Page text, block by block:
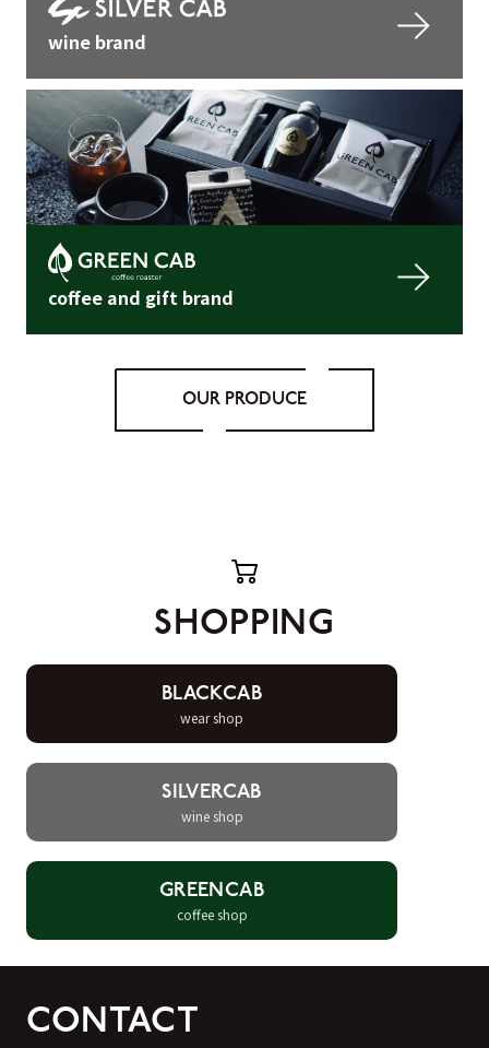
wine brand
coffee and gift brand
OUR PRODUCE
SHOPPING
BLACKCAB
wear shop
SILVERCAB
wine shop
GREENCAB
coffee shop
CONTACT